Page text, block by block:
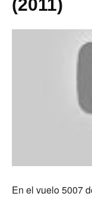
(2011)
En el vuelo 5007